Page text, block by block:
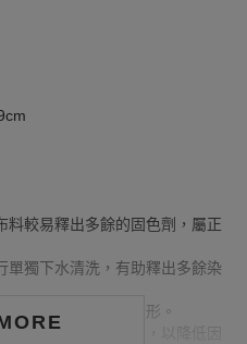
較易釋出多餘的固色劑，屬正
獨下水清洗，有助釋出多餘染
染色或產生移染情形。
款、飾品一同使用，以降低因